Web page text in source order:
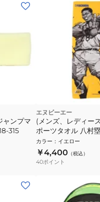
ャンプマ
315
エヌビーエー
(メンズ、レディー
ポーツタオル 八村
カラー ： イエロー
￥4,400 （税込）
40ポイント